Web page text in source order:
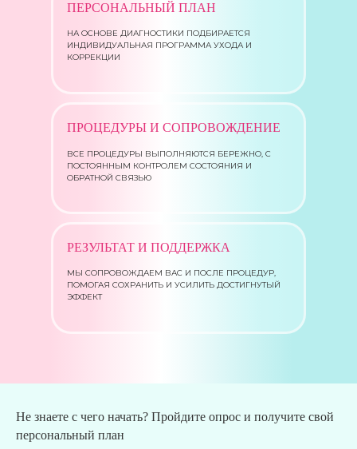
ПРОЦЕДУРЫ И СОПРОВОЖДЕНИЕ
ВСЕ ПРОЦЕДУРЫ ВЫПОЛНЯЮТСЯ БЕРЕЖНО, С
ПОСТОЯННЫМ КОНТРОЛЕМ СОСТОЯНИЯ И
ОБРАТНОЙ СВЯЗЬЮ
РЕЗУЛЬТАТ И ПОДДЕРЖКА
МЫ СОПРОВОЖДАЕМ ВАС И ПОСЛЕ ПРОЦЕДУР,
ПОМОГАЯ СОХРАНИТЬ И УСИЛИТЬ ДОСТИГНУТЫЙ
ЭФФЕКТ
ПЕРСОНАЛЬНЫЙ ПЛАН
НА ОСНОВЕ ДИАГНОСТИКИ ПОДБИРАЕТСЯ
ИНДИВИДУАЛЬНАЯ ПРОГРАММА УХОДА И
КОРРЕКЦИИ
Не знаете с чего начать? Пройдите опрос и получите свой
персональный план